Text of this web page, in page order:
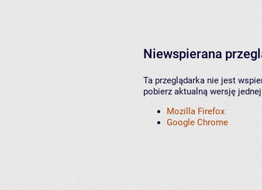
Niewspierana
Ta przeglądarka nie jest
pobierz aktualną wersję
Mozilla Firefox
Google Chrome